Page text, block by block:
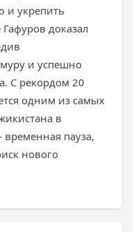
и укрепить
доказал
и успешно
С рекордом 20
одним из самых
в
пауза,
нового